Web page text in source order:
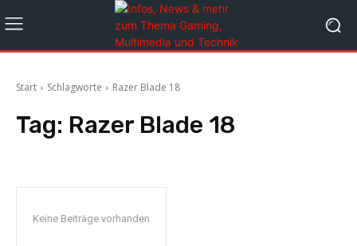
Start Schlagworte Razer Blade 18
Tag: Razer Blade 18
Keine Beiträge vorhanden